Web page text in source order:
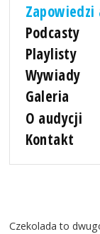
Zapowiedzi
Podcasty
Playlisty
Wywiady
Galeria
O audycji
Kontakt
Czekolada to